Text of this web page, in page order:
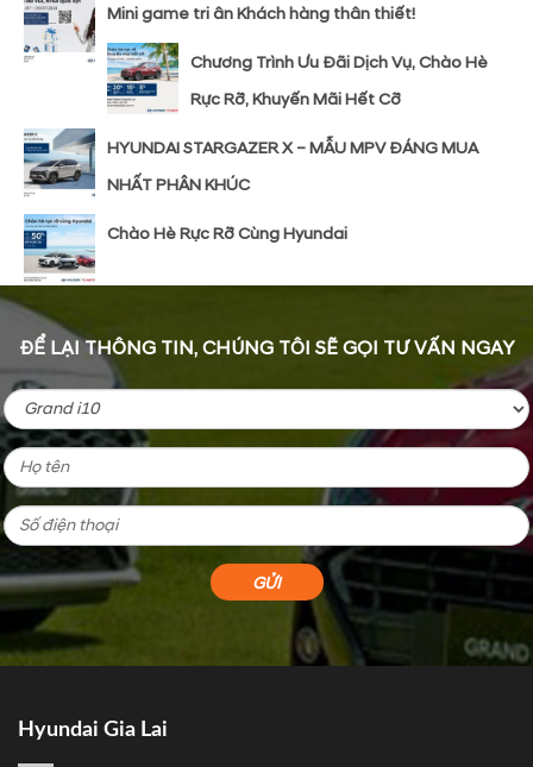
Mini game tri ân Khách hàng thân thiết!
Chương Trình Ưu Đãi Dịch Vụ, Chào Hè
Rực Rỡ, Khuyến Mãi Hết Cỡ
HYUNDAI STARGAZER X – MẪU MPV ĐÁNG MUA
NHẤT PHÂN KHÚC
Chào Hè Rực Rỡ Cùng Hyundai
ĐỂ LẠI THÔNG TIN, CHÚNG TÔI SẼ GỌI TƯ VẤN NGAY
Hyundai Gia Lai